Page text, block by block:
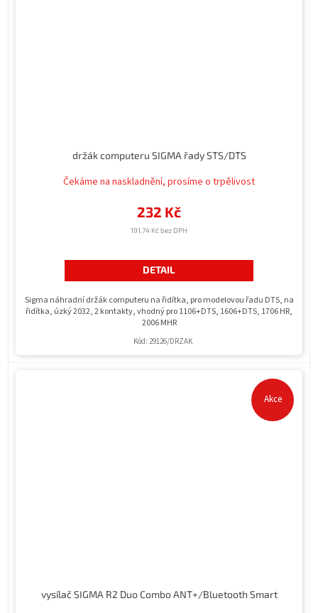
držák computeru SIGMA řady STS/DTS
Čekáme na naskladnění, prosíme o trpělivost
191,74 Kč bez DPH
232 Kč
DETAIL
Sigma náhradní držák computeru na řidítka, pro modelovou řadu DTS, na
řidítka, úzký 2032, 2 kontakty, vhodný pro 1106+DTS, 1606+DTS, 1706 HR,
2006 MHR
Kód: 29126/DRZAK
Akce
vysílač SIGMA R2 Duo Combo ANT+/Bluetooth Smart